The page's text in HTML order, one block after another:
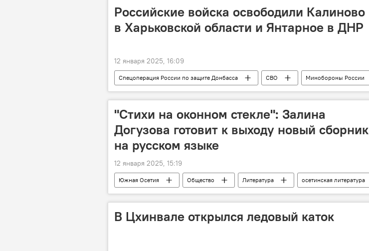
Российские войска освободили Калиново
в Харьковской области и Янтарное в ДНР
12 января 2025, 16:09
Спецоперация России по защите Донбасса СВО
Минобороны России
Вооруженные силы РФ
ДНР Россия
"Стихи на оконном стекле": Залина
Догузова готовит к выходу новый сборник
на русском языке
12 января 2025, 15:19
Южная Осетия Общество Литература осетинская литература
В Цхинвале открылся ледовый каток